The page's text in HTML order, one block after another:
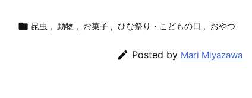
 昆虫 , 動物 , お菓子 , ひな祭り・こどもの日 , おやつ
 Posted by Mari Miyazawa